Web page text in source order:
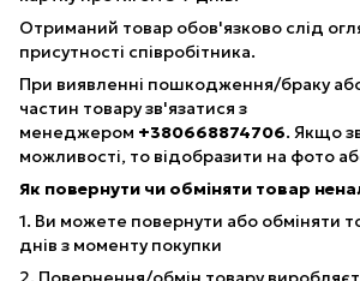
Отриманий товар обов'язково слід
присутності співробітника.
При виявленні пошкодження/браку
частин товару зв'язатися з
менеджером +380668874706. Якщо
можливості, то відобразити на фото
Як повернути чи обміняти товар
1. Ви можете повернути або обміняти
днів з моменту покупки